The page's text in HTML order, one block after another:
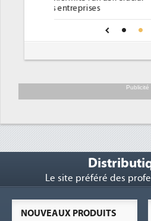
Phocea DC dans
Interview de
président de
soutient les...
Publicité
Le site préféré des
NOUVEAUX PRODUITS